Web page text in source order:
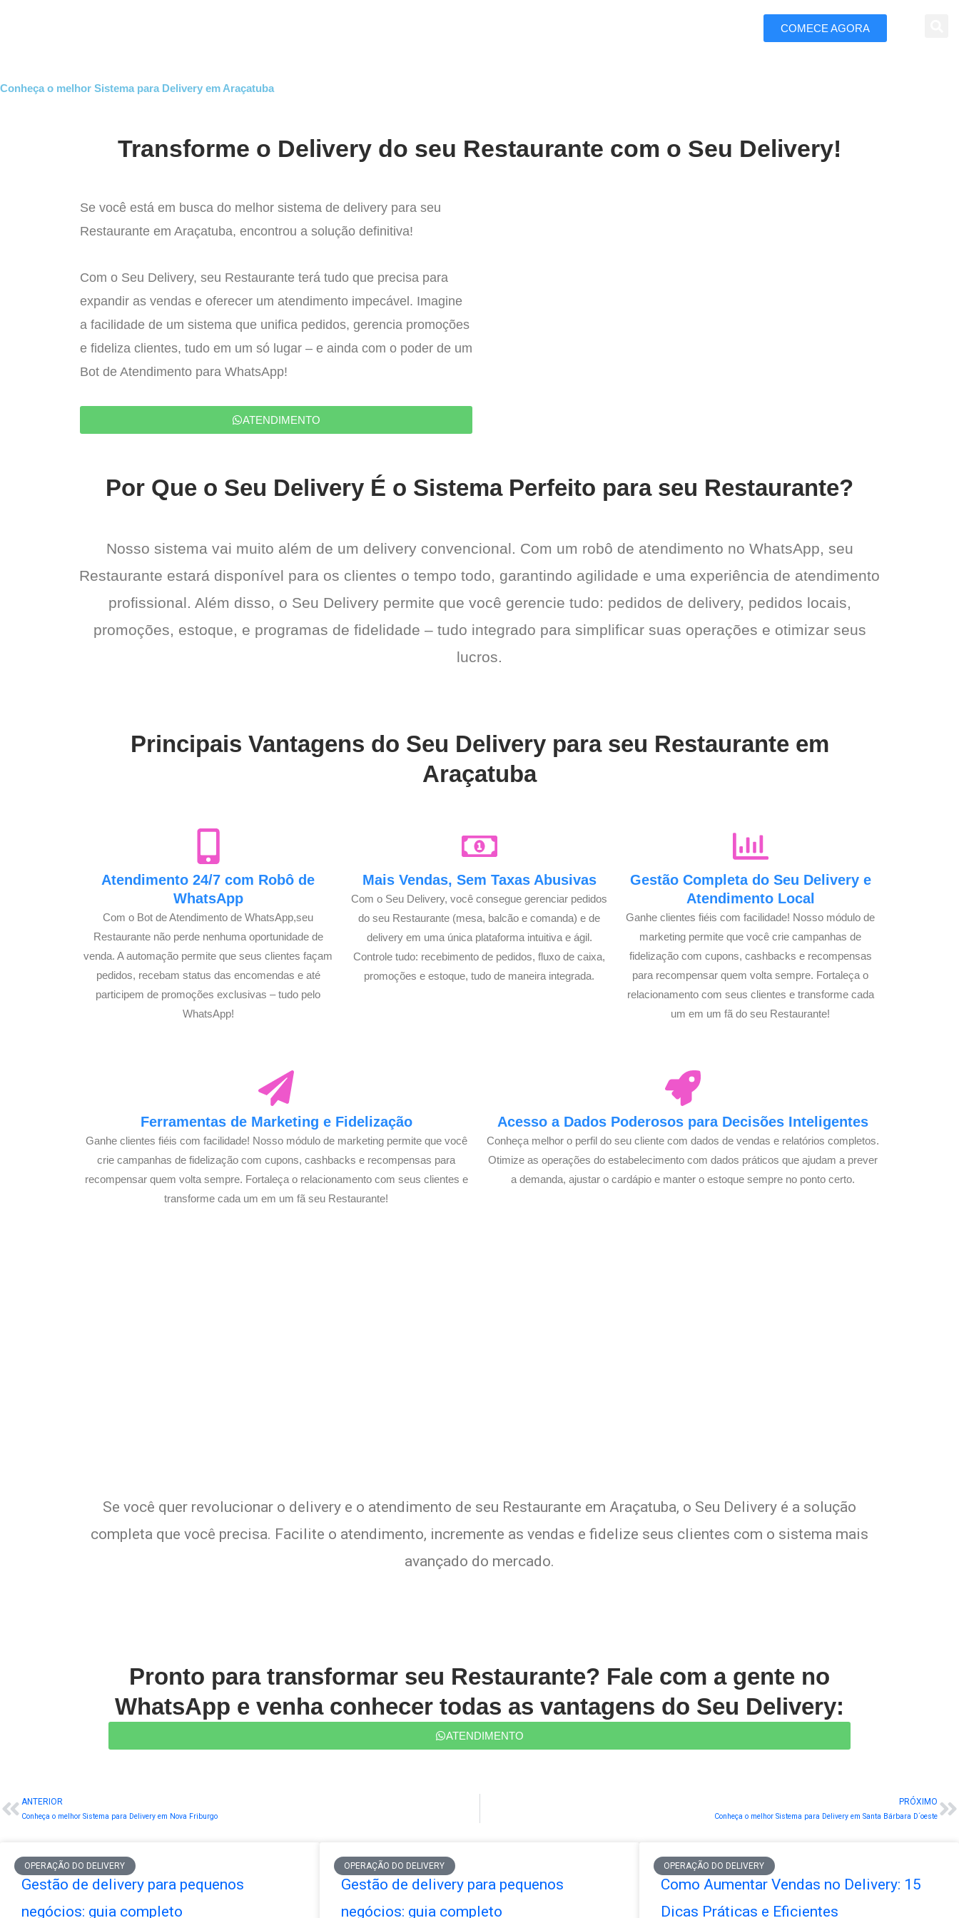
COMECE AGORA
Conheça o melhor Sistema para Delivery em Araçatuba
Transforme o Delivery do seu Restaurante com o Seu Delivery!
Se você está em busca do melhor sistema de delivery para seu
Restaurante em Araçatuba, encontrou a solução definitiva!
Com o Seu Delivery, seu Restaurante terá tudo que precisa para
expandir as vendas e oferecer um atendimento impecável. Imagine
a facilidade de um sistema que unifica pedidos, gerencia promoções
e fideliza clientes, tudo em um só lugar – e ainda com o poder de um
Bot de Atendimento para WhatsApp!
ATENDIMENTO
Por Que o Seu Delivery É o Sistema Perfeito para seu Restaurante?
Nosso sistema vai muito além de um delivery convencional. Com um robô de atendimento no WhatsApp, seu
Restaurante estará disponível para os clientes o tempo todo, garantindo agilidade e uma experiência de atendimento
profissional. Além disso, o Seu Delivery permite que você gerencie tudo: pedidos de delivery, pedidos locais,
promoções, estoque, e programas de fidelidade – tudo integrado para simplificar suas operações e otimizar seus
lucros.
Principais Vantagens do Seu Delivery para seu Restaurante em
Araçatuba
Atendimento 24/7 com Robô de
WhatsApp
Com o Bot de Atendimento de WhatsApp,seu
Restaurante não perde nenhuma oportunidade de
venda. A automação permite que seus clientes façam
pedidos, recebam status das encomendas e até
participem de promoções exclusivas – tudo pelo
WhatsApp!
Mais Vendas, Sem Taxas Abusivas
Com o Seu Delivery, você consegue gerenciar pedidos
do seu Restaurante (mesa, balcão e comanda) e de
delivery em uma única plataforma intuitiva e ágil.
Controle tudo: recebimento de pedidos, fluxo de caixa,
promoções e estoque, tudo de maneira integrada.
Gestão Completa do Seu Delivery e
Atendimento Local
Ganhe clientes fiéis com facilidade! Nosso módulo de
marketing permite que você crie campanhas de
fidelização com cupons, cashbacks e recompensas
para recompensar quem volta sempre. Fortaleça o
relacionamento com seus clientes e transforme cada
um em um fã do seu Restaurante!
Ferramentas de Marketing e Fidelização
Ganhe clientes fiéis com facilidade! Nosso módulo de marketing permite que você
crie campanhas de fidelização com cupons, cashbacks e recompensas para
recompensar quem volta sempre. Fortaleça o relacionamento com seus clientes e
transforme cada um em um fã seu Restaurante!
Acesso a Dados Poderosos para Decisões Inteligentes
Conheça melhor o perfil do seu cliente com dados de vendas e relatórios completos.
Otimize as operações do estabelecimento com dados práticos que ajudam a prever
a demanda, ajustar o cardápio e manter o estoque sempre no ponto certo.
Se você quer revolucionar o delivery e o atendimento de seu Restaurante em Araçatuba, o Seu Delivery é a solução
completa que você precisa. Facilite o atendimento, incremente as vendas e fidelize seus clientes com o sistema mais
avançado do mercado.
Pronto para transformar seu Restaurante? Fale com a gente no
WhatsApp e venha conhecer todas as vantagens do Seu Delivery:
ATENDIMENTO
PrevANTERIOR
Conheça o melhor Sistema para Delivery em Nova Friburgo
PRÓXIMO
Conheça o melhor Sistema para Delivery em Santa Bárbara D´oeste
OPERAÇÃO DO DELIVERY
Gestão de delivery para pequenos
negócios: guia completo
OPERAÇÃO DO DELIVERY
Gestão de delivery para pequenos
negócios: guia completo
OPERAÇÃO DO DELIVERY
Como Aumentar Vendas no Delivery: 15
Dicas Práticas e Eficientes